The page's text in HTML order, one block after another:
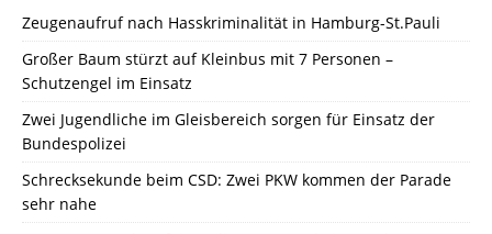
Zeugenaufruf nach Hasskriminalität in Hamburg-St.Pauli
Großer Baum stürzt auf Kleinbus mit 7 Personen –
Schutzengel im Einsatz
Zwei Jugendliche im Gleisbereich sorgen für Einsatz der
Bundespolizei
Schrecksekunde beim CSD: Zwei PKW kommen der Parade
sehr nahe